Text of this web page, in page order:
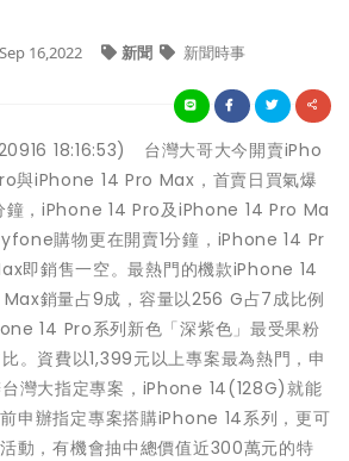
Sep 16,2022 新聞 新聞時事
18:16:53) 台灣大哥大今開賣iPho
與iPhone 14 Pro Max，首賣日買氣爆
鐘，iPhone 14 Pro及iPhone 14 Pro Ma
購物更在開賣1分鐘，iPhone 14 Pr
即銷售一空。最熱門的機款iPhone 14
銷量占9成，容量以256 G占7成比例
14 Pro系列新色「深紫色」最受果粉
。資費以1,399元以上專案最為熱門，申
灣大指定專案，iPhone 14(128G)就能
申辦指定專案搭購iPhone 14系列，更可
動，有機會抽中總價值近300萬元的特